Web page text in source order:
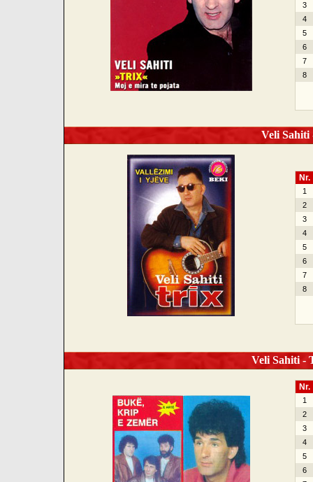
3
4
5
6
7
8
Veli
Nr.
1
2
3
4
5
6
7
8
Veli Sahiti -
Nr.
1
2
3
4
5
6